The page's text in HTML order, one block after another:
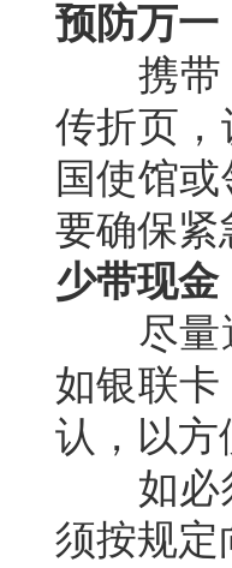
预防万一
携带《
传折页
国使馆
要确保紧
少带现金
尽量避
如银联
认，以方
如必须
须按规定